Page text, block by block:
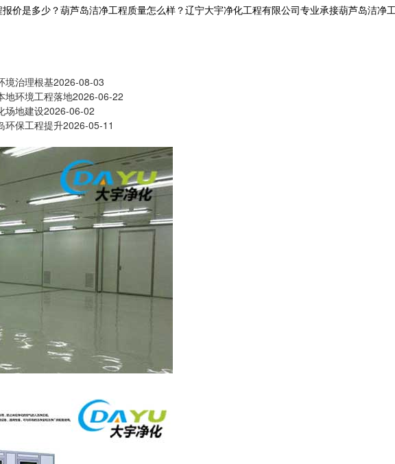
价是多少？葫芦岛洁净工程质量怎么样？辽宁大宇净化工程有限公司专业承接葫芦岛洁
境治理根基2026-08-03
地环境工程落地2026-06-22
场地建设2026-06-02
环保工程提升2026-05-11